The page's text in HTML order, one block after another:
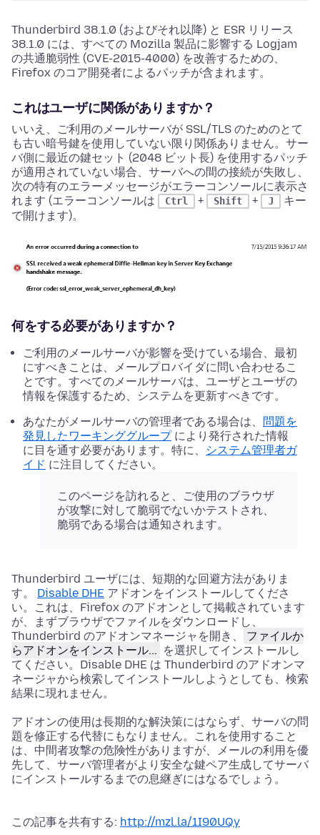
Thunderbird 38.1.0 (およびそれ以降) と ESR リリース
38.1.0 には、すべての Mozilla 製品に影響する Logjam
の共通脆弱性 (CVE-2015-4000) を改善するための、
Firefox のコア開発者によるパッチが含まれます。
これはユーザに関係がありますか？
いいえ、ご利用のメールサーバが SSL/TLS のためのとて
も古い暗号鍵を使用していない限り関係ありません。サー
バ側に最近の鍵セット (2048 ビット長) を使用するパッチ
が適用されていない場合、サーバへの間の接続が失敗し、
次の特有のエラーメッセージがエラーコンソールに表示さ
れます (エラーコンソールは
Ctrl + Shift + J
キー
で開けます)。
何をする必要がありますか？
ご利用のメールサーバが影響を受けている場合、最初
にすべきことは、メールプロバイダに問い合わせるこ
とです。すべてのメールサーバは、ユーザとユーザの
情報を保護するため、システムを更新すべきです。
あなたがメールサーバの管理者である場合は、
問題を
発見したワーキンググループにより発行された情報
に目を通す必要があります。特に、
システム管理者ガ
イド に注目してください。
このページを訪れると、ご使用のブラウザ
が攻撃に対して脆弱でないかテストされ、
脆弱である場合は通知されます。
Thunderbird ユーザには、短期的な回避方法がありま
す。 Disable DHE アドオンをインストールしてくださ
い。これは、Firefox のアドオンとして掲載されています
が、まずブラウザでファイルをダウンロードし、
Thunderbird のアドオンマネージャを開き、
ファイルか
らアドオンをインストール... を選択してインストールし
てください。Disable DHE は Thunderbird のアドオンマ
ネージャから検索してインストールしようとしても、検索
結果に現れません。
アドオンの使用は長期的な解決策にはならず、サーバの問
題を修正する代替にもなりません。これを使用すること
は、中間者攻撃の危険性がありますが、メールの利用を優
先して、サーバ管理者がより安全な鍵ペア生成してサーバ
にインストールするまでの息継ぎにはなるでしょう。
この記事を共有する: http://mzl.la/1I90UQy